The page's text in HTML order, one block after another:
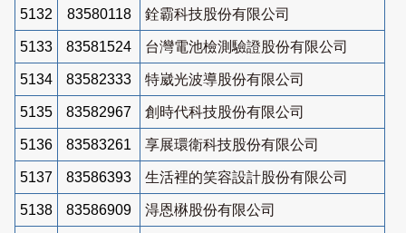
5132 83580118 銓霸科技股份有限公司
5133 83581524 台灣電池檢測驗證股份有限公司
5134 83582333 特崴光波導股份有限公司
5135 83582967 創時代科技股份有限公司
5136 83583261 享展環衛科技股份有限公司
5137 83586393 生活裡的笑容設計股份有限公司
5138 83586909 淂恩楙股份有限公司